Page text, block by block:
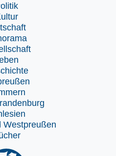
Westpreußen